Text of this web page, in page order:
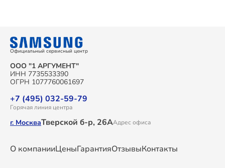
Официальный сервисный центр
ООО "1 АРГУМЕНТ"
ИНН 7735533390
ОГРН 1077760061697
+7 (495) 032-59-79
Горячая линия центра
г. МоскваТверской б-р, 26ААдрес офиса
О компанииЦеныГарантияОтзывыКонтакты